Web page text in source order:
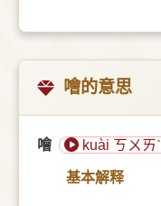
噲的意思
噲 kuài ㄎㄨㄞˋ
基本解释